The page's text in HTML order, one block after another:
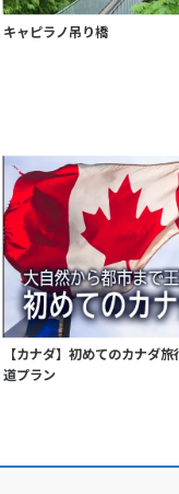
キャピラノ吊り橋
【カナダ】初めてのカナダ
道プラン